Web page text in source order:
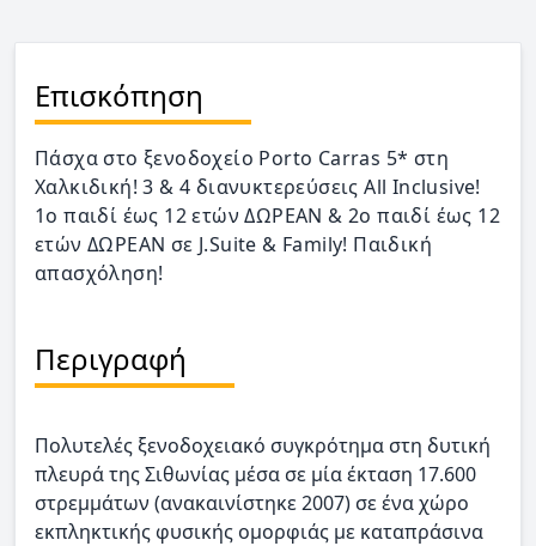
Επισκόπηση
Πάσχα στο ξενοδοχείο Porto Carras 5* στη
Χαλκιδική! 3 & 4 διανυκτερεύσεις All Inclusive!
1ο παιδί έως 12 ετών ΔΩΡΕΑΝ & 2ο παιδί έως 12
ετών ΔΩΡΕΑΝ σε J.Suite & Family! Παιδική
απασχόληση!
Περιγραφή
Πολυτελές ξενοδοχειακό συγκρότημα στη δυτική
πλευρά της Σιθωνίας μέσα σε μία έκταση 17.600
στρεμμάτων (ανακαινίστηκε 2007) σε ένα χώρο
εκπληκτικής φυσικής ομορφιάς με καταπράσινα